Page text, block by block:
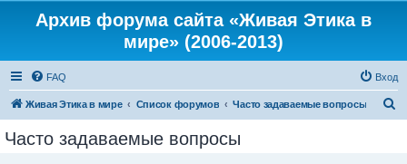
Архив форума сайта «Живая Этика в
мире» (2006-2013)
FAQ Вход
Живая Этика в мире Список форумов Часто задаваемые вопросы
Часто задаваемые вопросы